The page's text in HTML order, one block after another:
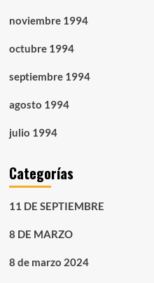
noviembre 1994
octubre 1994
septiembre 1994
agosto 1994
julio 1994
Categorías
11 DE SEPTIEMBRE
8 DE MARZO
8 de marzo 2024